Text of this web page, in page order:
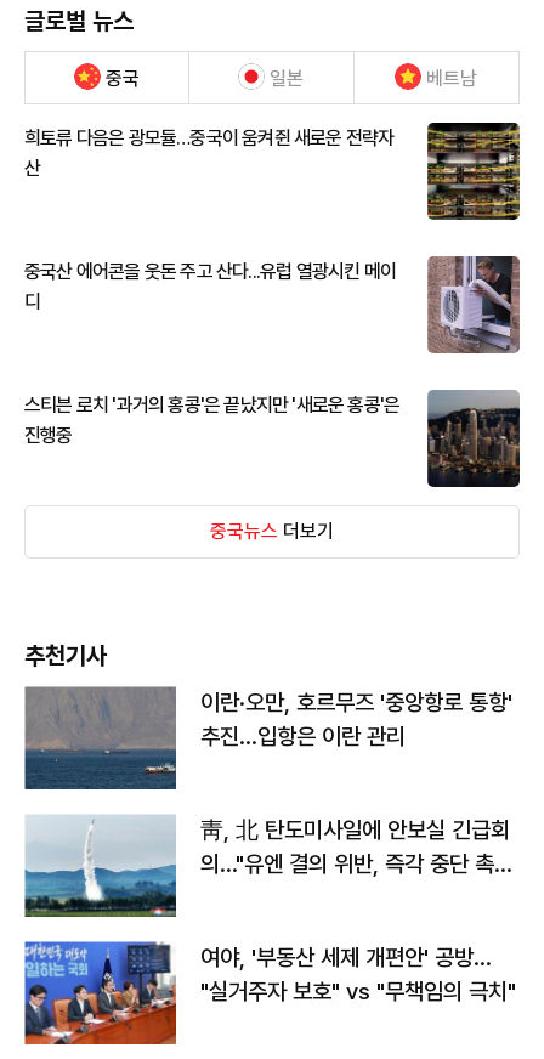
글로벌 뉴스
중국 일본 베트남
희토류 다음은 광모듈…중국이 움켜쥔 새로운 전략자
산
중국산 에어콘을 웃돈 주고 산다...유럽 열광시킨 메이
디
스티븐 로치 '과거의 홍콩'은 끝났지만 '새로운 홍콩'은
진행중
중국뉴스 더보기
추천기사
이란·오만, 호르무즈 '중앙항로 통항'
추진…입항은 이란 관리
靑, 北 탄도미사일에 안보실 긴급회
의…"유엔 결의 위반, 즉각 중단 촉
여야, '부동산 세제 개편안' 공방…
"실거주자 보호" vs "무책임의 극치"